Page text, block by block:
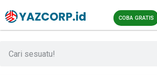
COBA GRATIS